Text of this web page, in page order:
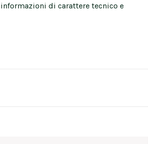
di carattere tecnico e